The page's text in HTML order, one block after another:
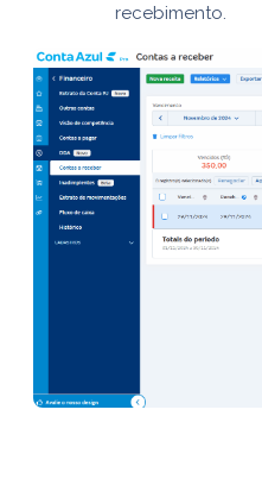
recebimento.